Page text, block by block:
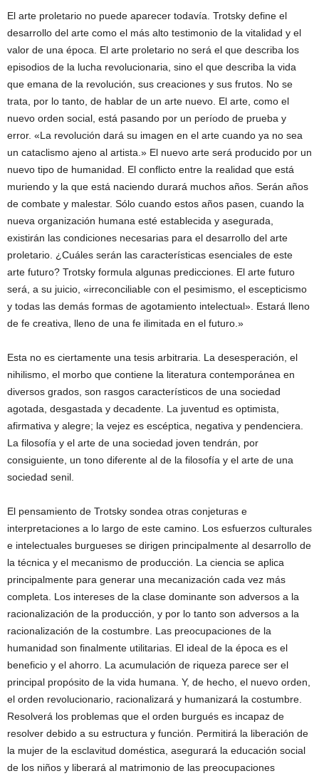
El arte proletario no puede aparecer todavía. Trotsky define el
desarrollo del arte como el más alto testimonio de la vitalidad y el
valor de una época. El arte proletario no será el que describa los
episodios de la lucha revolucionaria, sino el que describa la vida
que emana de la revolución, sus creaciones y sus frutos. No se
trata, por lo tanto, de hablar de un arte nuevo. El arte, como el
nuevo orden social, está pasando por un período de prueba y
error. «La revolución dará su imagen en el arte cuando ya no sea
un cataclismo ajeno al artista.» El nuevo arte será producido por un
nuevo tipo de humanidad. El conflicto entre la realidad que está
muriendo y la que está naciendo durará muchos años. Serán años
de combate y malestar. Sólo cuando estos años pasen, cuando la
nueva organización humana esté establecida y asegurada,
existirán las condiciones necesarias para el desarrollo del arte
proletario. ¿Cuáles serán las características esenciales de este
arte futuro? Trotsky formula algunas predicciones. El arte futuro
será, a su juicio, «irreconciliable con el pesimismo, el escepticismo
y todas las demás formas de agotamiento intelectual». Estará lleno
de fe creativa, lleno de una fe ilimitada en el futuro.»
Esta no es ciertamente una tesis arbitraria. La desesperación, el
nihilismo, el morbo que contiene la literatura contemporánea en
diversos grados, son rasgos característicos de una sociedad
agotada, desgastada y decadente. La juventud es optimista,
afirmativa y alegre; la vejez es escéptica, negativa y pendenciera.
La filosofía y el arte de una sociedad joven tendrán, por
consiguiente, un tono diferente al de la filosofía y el arte de una
sociedad senil.
El pensamiento de Trotsky sondea otras conjeturas e
interpretaciones a lo largo de este camino. Los esfuerzos culturales
e intelectuales burgueses se dirigen principalmente al desarrollo de
la técnica y el mecanismo de producción. La ciencia se aplica
principalmente para generar una mecanización cada vez más
completa. Los intereses de la clase dominante son adversos a la
racionalización de la producción, y por lo tanto son adversos a la
racionalización de la costumbre. Las preocupaciones de la
humanidad son finalmente utilitarias. El ideal de la época es el
beneficio y el ahorro. La acumulación de riqueza parece ser el
principal propósito de la vida humana. Y, de hecho, el nuevo orden,
el orden revolucionario, racionalizará y humanizará la costumbre.
Resolverá los problemas que el orden burgués es incapaz de
resolver debido a su estructura y función. Permitirá la liberación de
la mujer de la esclavitud doméstica, asegurará la educación social
de los niños y liberará al matrimonio de las preocupaciones